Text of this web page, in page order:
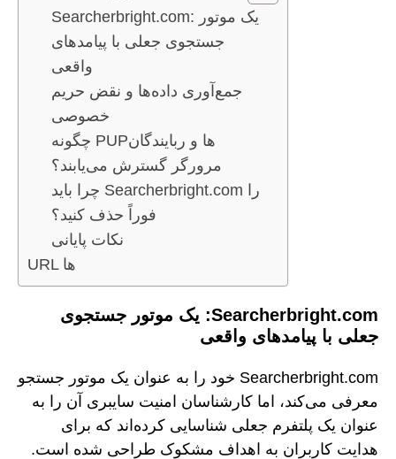
Searcherbright.com: یک موتور
جستجوی جعلی با پیامدهای
واقعی
جمع‌آوری داده‌ها و نقض حریم
خصوصی
چگونه PUPها و ربایندگان
مرورگر گسترش می‌یابند؟
چرا باید Searcherbright.com را
فوراً حذف کنید؟
نکات پایانی
URL ها
Searcherbright.com: یک موتور جستجوی
جعلی با پیامدهای واقعی
Searcherbright.com خود را به عنوان یک موتور جستجو
معرفی می‌کند، اما کارشناسان امنیت سایبری آن را به
عنوان یک پلتفرم جعلی شناسایی کرده‌اند که برای
هدایت کاربران به اهداف مشکوک طراحی شده است.